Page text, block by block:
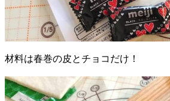
材料は春巻の皮とチョコだけ！